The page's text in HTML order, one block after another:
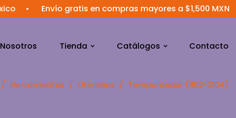
Envío gratis en compras mayores a $1,500 MXN •
Nosotros Tienda Catálogos Contacto
/ Herramientas / Utensilios / Temporizador (1812-2104)